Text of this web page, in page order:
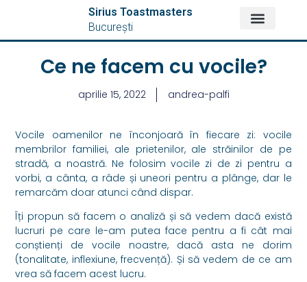
Sirius Toastmasters
București
Ce ne facem cu vocile?
aprilie 15, 2022 andrea-palfi
Vocile oamenilor ne înconjoară în fiecare zi: vocile
membrilor familiei, ale prietenilor, ale străinilor de pe
stradă, a noastră. Ne folosim vocile zi de zi pentru a
vorbi, a cânta, a râde și uneori pentru a plânge, dar le
remarcăm doar atunci când dispar.
Îți propun să facem o analiză și să vedem dacă există
lucruri pe care le-am putea face pentru a fi cât mai
conștienți de vocile noastre, dacă asta ne dorim
(tonalitate, inflexiune, frecvență). Și să vedem de ce am
vrea să facem acest lucru.